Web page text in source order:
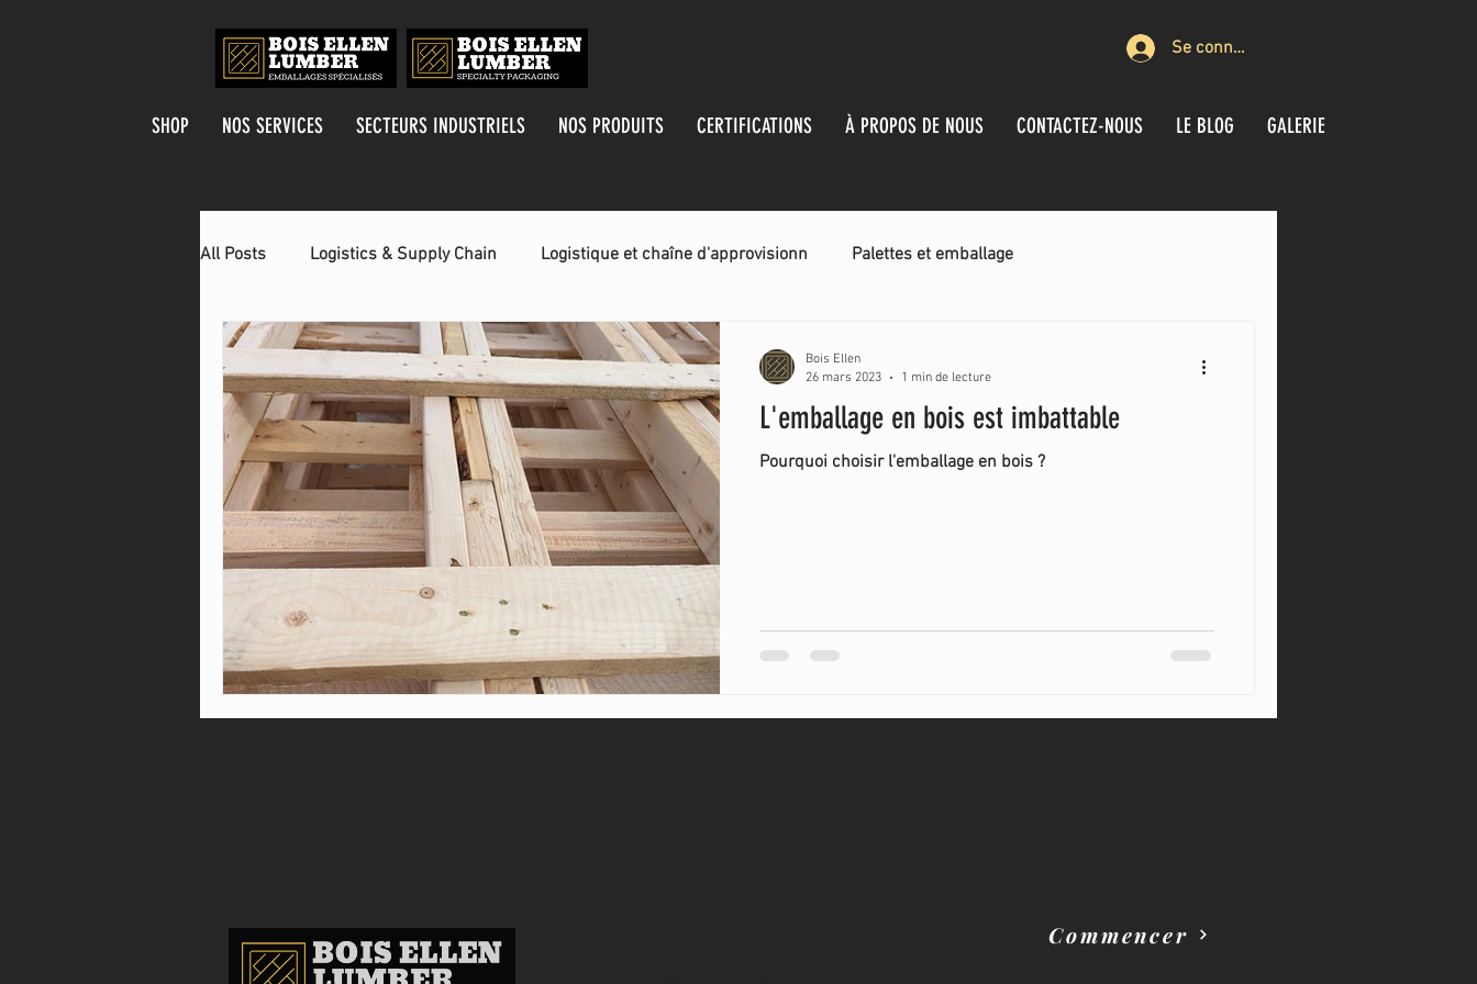
Se connecter
SHOP NOS SERVICES SECTEURS INDUSTRIELS NOS PRODUITS CERTIFICATIONS À PROPOS DE NOUS CONTACTEZ-NOUS LE BLOG GALERIE
All Posts Logistics & Supply Chain Logistique et chaîne d'approvisionn Palettes et emballage
L'emballage en bois est imbattable
Pourquoi choisir l'emballage en bois ?
Bois Ellen
26 mars 2023
1 min de lecture
Commencer